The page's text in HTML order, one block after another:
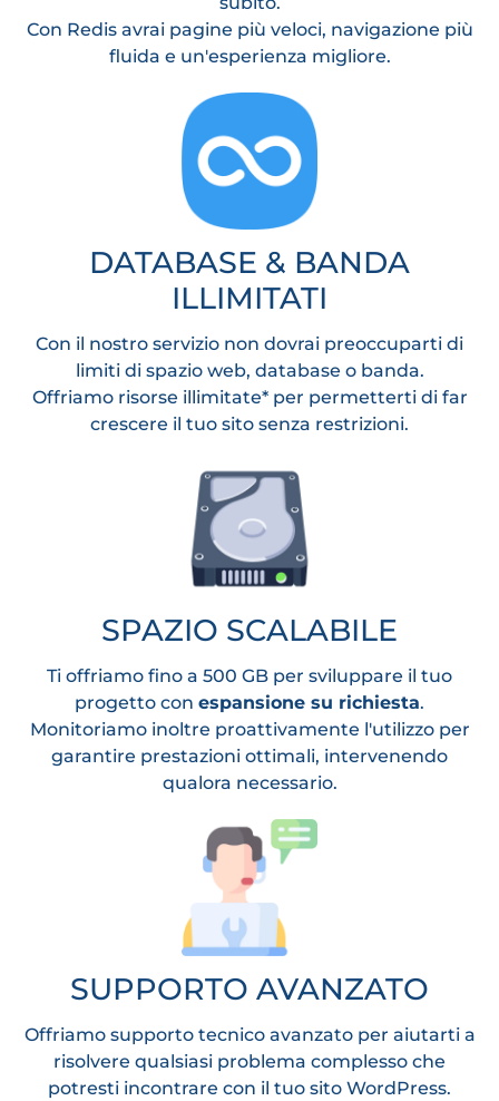
Con Redis avrai pagine più veloci, navigazione più
fluida e un'esperienza migliore.
DATABASE & BANDA
ILLIMITATI
Con il nostro servizio non dovrai preoccuparti di
limiti di spazio web, database o banda.
Offriamo risorse illimitate* per permetterti di far
crescere il tuo sito senza restrizioni.
SPAZIO SCALABILE
Ti offriamo fino a 500 GB per sviluppare il tuo
progetto con espansione su richiesta.
Monitoriamo inoltre proattivamente l'utilizzo per
garantire prestazioni ottimali, intervenendo
qualora necessario.
SUPPORTO AVANZATO
Offriamo supporto tecnico avanzato per aiutarti a
risolvere qualsiasi problema complesso che
potresti incontrare con il tuo sito WordPress.